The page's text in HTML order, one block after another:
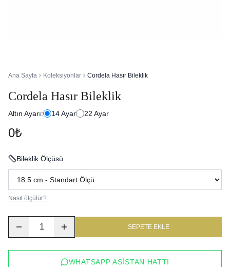
Ana Sayfa Koleksiyonlar Cordela Hasır Bileklik
Cordela Hasır Bileklik
Altın Ayarı: 14Ayar 22 Ayar
0₺
Bileklik Ölçüsü
Nasıl ölçülür?
1 SEPETE EKLE
WHATSAPP ASISTAN HATTI